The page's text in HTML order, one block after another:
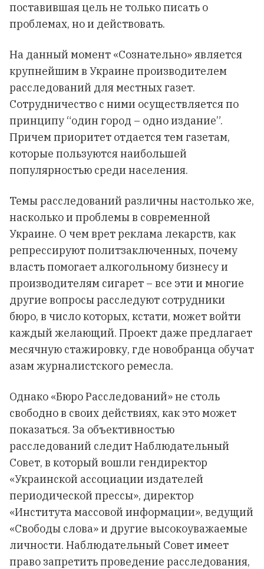
поставившая цель не только писать о
проблемах, но и действовать.
На данный момент «Сознательно» является
крупнейшим в Украине производителем
расследований для местных газет.
Сотрудничество с ними осуществляется по
принципу “один город – одно издание”.
Причем приоритет отдается тем газетам,
которые пользуются наибольшей
популярностью среди населения.
Темы расследований различны настолько же,
насколько и проблемы в современной
Украине. О чем врет реклама лекарств, как
репрессируют политзаключенных, почему
власть помогает алкогольному бизнесу и
производителям сигарет – все эти и многие
другие вопросы расследуют сотрудники
бюро, в число которых, кстати, может войти
каждый желающий. Проект даже предлагает
месячную стажировку, где новобранца обучат
азам журналистского ремесла.
Однако «Бюро Расследований» не столь
свободно в своих действиях, как это может
показаться. За объективностью
расследований следит Наблюдательный
Совет, в который вошли гендиректор
«Украинской ассоциации издателей
периодической прессы», директор
«Института массовой информации», ведущий
«Свободы слова» и другие высокоуважаемые
личности. Наблюдательный Совет имеет
право запретить проведение расследования,